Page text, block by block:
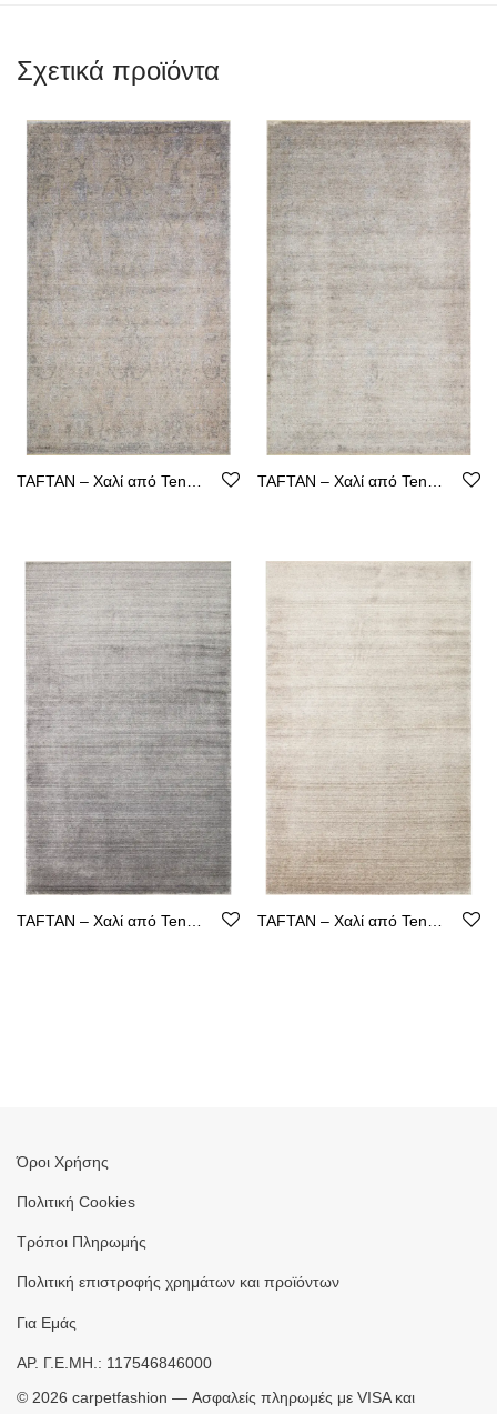
Σχετικά προϊόντα
Όροι Χρήσης
Πολιτική Cookies
Τρόποι Πληρωμής
Πολιτική επιστροφής χρημάτων και προϊόντων
Για Εμάς
ΑΡ. Γ.Ε.ΜΗ.: 117546846000
© 2026 carpetfashion — Ασφαλείς πληρωμές με VISA και